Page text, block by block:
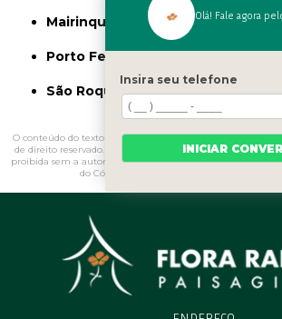
Mairinque
Porto Feliz
São Roque
O conteúdo do texto " Vaso de Polietileno para Jardim
de direito reservado. Sua reprodução, parcial ou total,
proibida sem a autorização do autor. Crime de violação de
do Código Penal –
Olá! Fale agora
Insira seu telefone
INICIAR